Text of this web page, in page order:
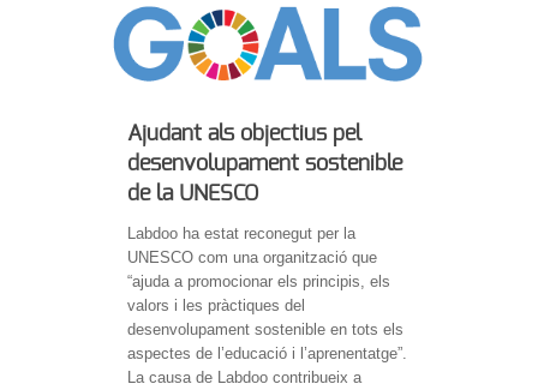
Ajudant als objectius pel
desenvolupament sostenible
de la UNESCO
Labdoo ha estat reconegut per la
UNESCO com una organització que
“ajuda a promocionar els principis, els
valors i les pràctiques del
desenvolupament sostenible en tots els
aspectes de l’educació i l’aprenentatge”.
La causa de Labdoo contribueix a